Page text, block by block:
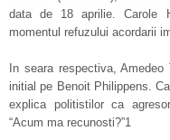
data de 18 aprilie. Carole
momentul refuzului acordarii
In seara respectiva,
initial pe Benoit Philippens.
explica politistilor ca
“Acum ma recunosti?”1